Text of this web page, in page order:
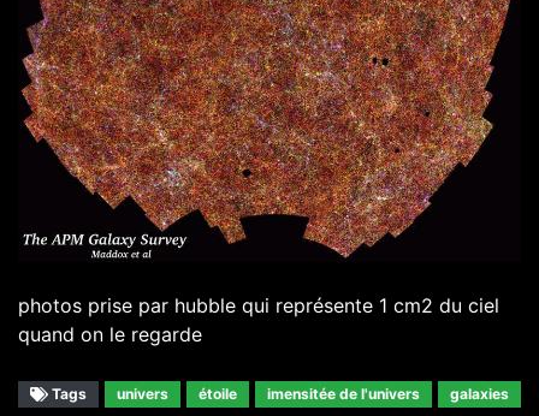
photos prise par hubble qui représente 1 cm2 du ciel
quand on le regarde
Tags univers étoile imensitée de l'univers galaxies